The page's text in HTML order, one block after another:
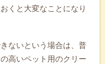
くと大変なことになり
ないという場合は、普
高いペット用のクリー